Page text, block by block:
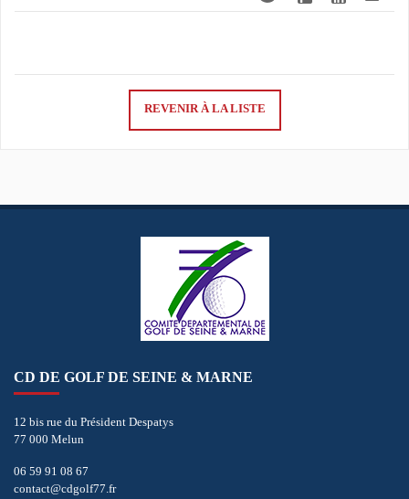
REVENIR À LA LISTE
CD DE GOLF DE SEINE & MARNE
12 bis rue du Président Despatys
77 000 Melun
06 59 91 08 67
contact@cdgolf77.fr